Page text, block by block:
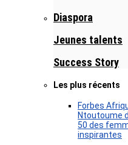
Diaspora
Jeunes talents
Success Story
Les plus récents
Forbes
Ntoutoume
50 des
inspirantes